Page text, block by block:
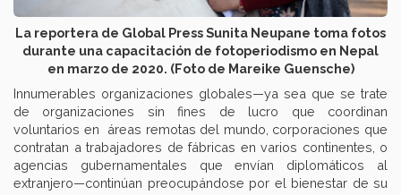
La reportera de Global Press Sunita Neupane toma fotos
durante una capacitación de fotoperiodismo en Nepal
en marzo de 2020. (Foto de Mareike Guensche)
Innumerables organizaciones globales—ya sea que se trate
de organizaciones sin fines de lucro que coordinan
voluntarios en áreas remotas del mundo, corporaciones que
contratan a trabajadores de fábricas en varios continentes, o
agencias gubernamentales que envían diplomáticos al
extranjero—continúan preocupándose por el bienestar de su